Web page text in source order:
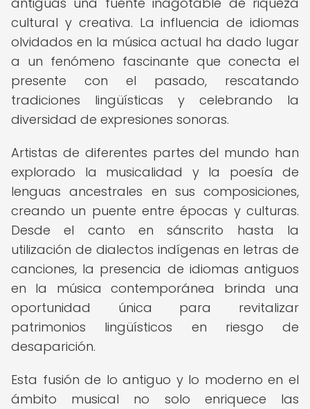
cultural y creativa. La influencia de idiomas
olvidados en la música actual ha dado lugar
a un fenómeno fascinante que conecta el
presente con el pasado, rescatando
tradiciones lingüísticas y celebrando la
diversidad de expresiones sonoras.
Artistas de diferentes partes del mundo han
explorado la musicalidad y la poesía de
lenguas ancestrales en sus composiciones,
creando un puente entre épocas y culturas.
Desde el canto en sánscrito hasta la
utilización de dialectos indígenas en letras de
canciones, la presencia de idiomas antiguos
en la música contemporánea brinda una
oportunidad única para revitalizar
patrimonios lingüísticos en riesgo de
desaparición.
Esta fusión de lo antiguo y lo moderno en el
ámbito musical no solo enriquece las